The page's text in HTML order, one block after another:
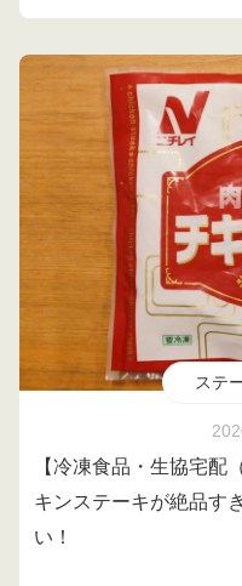
ステ
【冷凍食品・生協宅配
キンステーキが絶品す
い！